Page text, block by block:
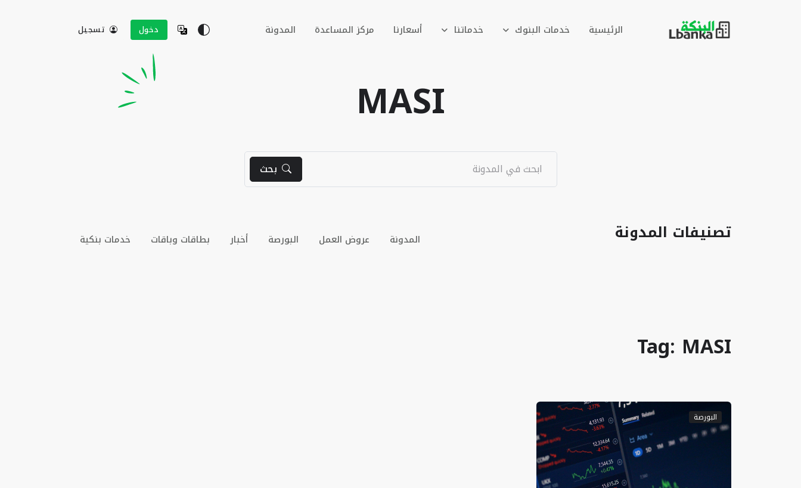
الرئيسية خدمات البنوك خدماتنا أسعارنا مركز المساعدة المدونة دخول تسجيل
MASI
بحث
تصنيفات المدونة المدونة عروض العمل البورصة أخبار بطاقات وباقات خدمات بنكية
Tag: MASI
البورصة